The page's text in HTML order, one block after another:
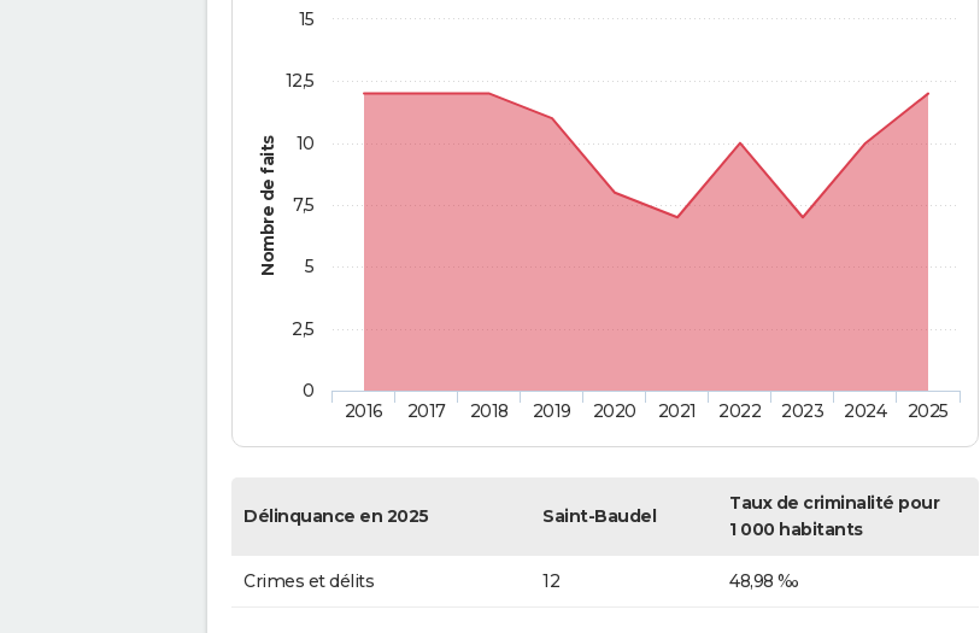
Nombre de faits
2016 2017 2018 2019 2020 2021 2022 2023 2024 2025
0
2,5
5
7,5
10
12,5
15
Délinquance en 2025 Saint-Baudel
Taux de criminalité pour
1 000 habitants
Crimes et délits 12 48,98 ‰